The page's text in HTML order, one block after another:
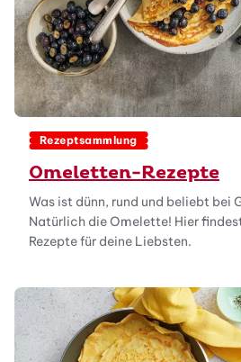
Rezeptsammlung
Omeletten-Rezepte
Was ist dünn, rund und beliebt bei
Natürlich die Omelette! Hier
Rezepte für deine Liebsten.